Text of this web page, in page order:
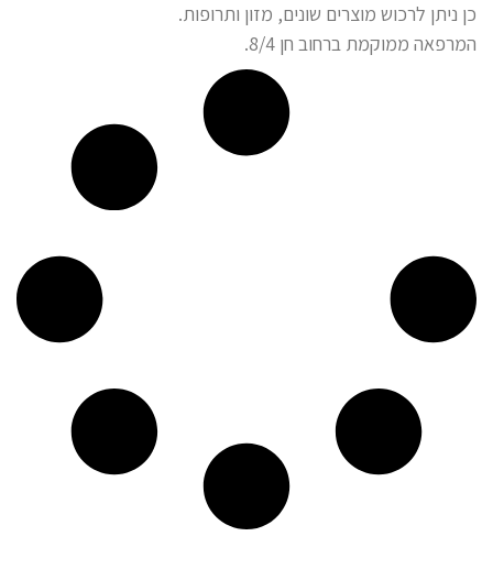
כן ניתן לרכוש מוצרים שונים, מזון ותרופות.
המרפאה ממוקמת ברחוב חן 8/4.